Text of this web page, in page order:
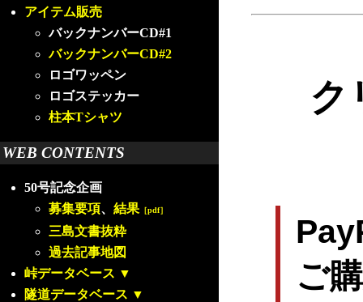
アイテム販売
バックナンバーCD#1
バックナンバーCD#2
ロゴワッペン
ロゴステッカー
柱本Tシャツ
WEB CONTENTS
50号記念企画
募集要項、 結果 ［pdf］
三島文書抜粋
過去記事地図
峠データベース ▼
隧道データベース ▼
ク
ご